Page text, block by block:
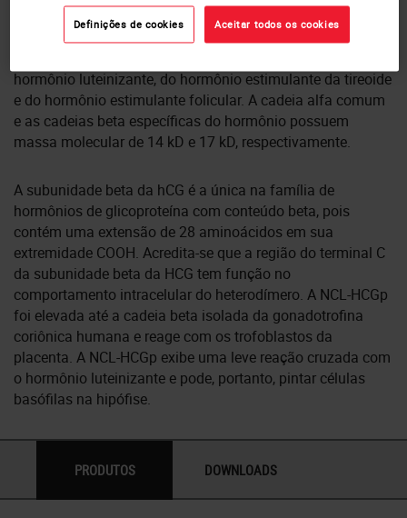
A hCG é composta por duas subunidades, alfa e beta. A
hormônio luteinizante, do hormônio estimulante da tireoide
e do hormônio estimulante folicular. A cadeia alfa comum
e as cadeias beta específicas do hormônio possuem
massa molecular de 14 kD e 17 kD, respectivamente.
A subunidade beta da hCG é a única na família de
hormônios de glicoproteína com conteúdo beta, pois
contém uma extensão de 28 aminoácidos em sua
extremidade COOH. Acredita-se que a região do terminal C
da subunidade beta da HCG tem função no
comportamento intracelular do heterodímero. A NCL-HCGp
foi elevada até a cadeia beta isolada da gonadotrofina
coriônica humana e reage com os trofoblastos da
placenta. A NCL-HCGp exibe uma leve reação cruzada com
o hormônio luteinizante e pode, portanto, pintar células
basófilas na hipófise.
PRODUTOS DOWNLOADS
Definições de cookies Aceitar todos os cookies